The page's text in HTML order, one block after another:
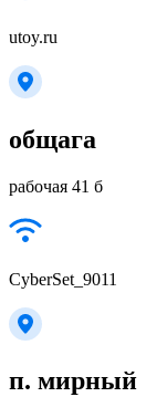
utoy.ru
общага
рабочая 41 б
CyberSet_9011
п. мирный